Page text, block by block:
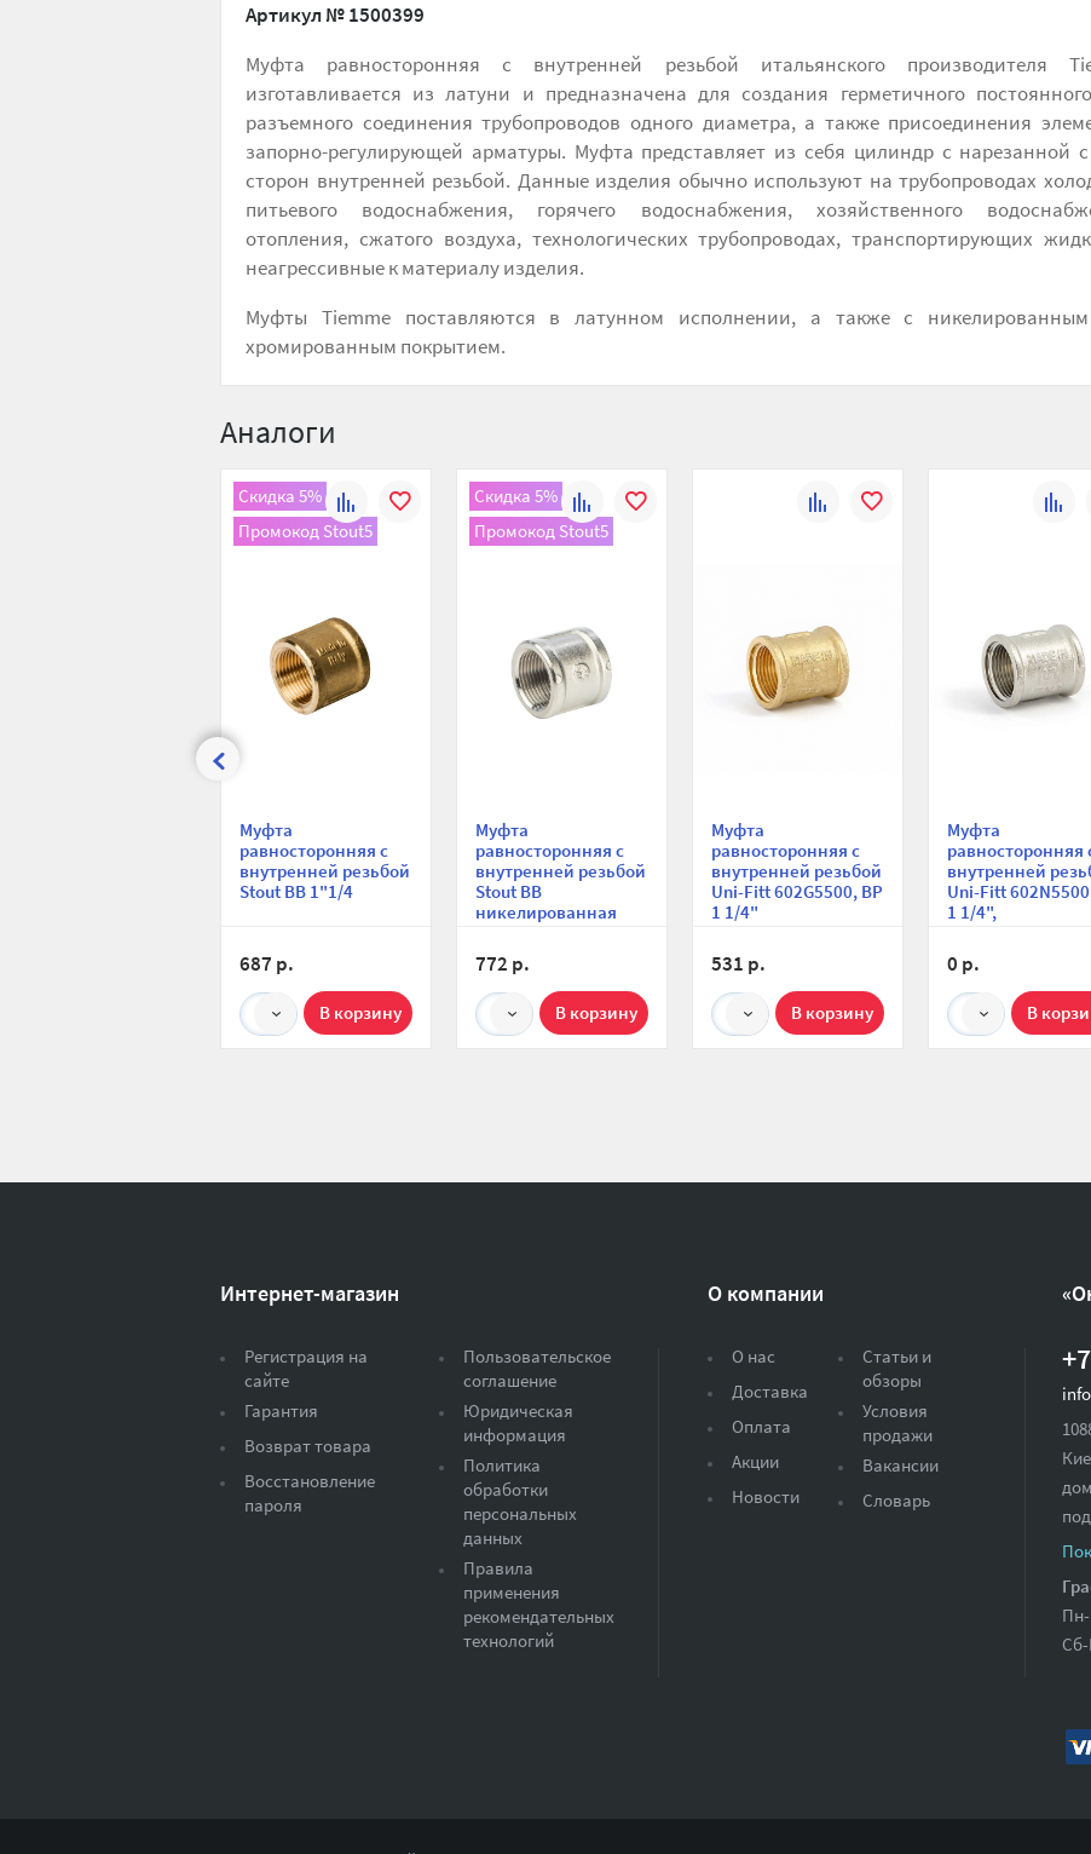
Артикул №1500399
Муфта равносторонняя с внутренней резьбой итальянского производителя
изготавливается из латуни и предназначена для создания герметичного
разъемного соединения трубопроводов одного диаметра, а также присоединения
запорно-регулирующей арматуры. Муфта представляет из себя цилиндр с нарезанной
сторон внутренней резьбой. Данные изделия обычно используют на трубопроводах
питьевого водоснабжения, горячего водоснабжения, хозяйственного
отопления, сжатого воздуха, технологических трубопроводах, транспортирующих
неагрессивные к материалу изделия.
Муфты Tiemme поставляются в латунном исполнении, а также с
хромированным покрытием.
Аналоги
Скидка 5%
Промокод Stout5
К
сравнению
Муфта
равносторонняя с
внутренней резьбой
Stout ВВ 1"1/4
687 р.
1
Скидка 5%
Промокод Stout5
К
сравнению
Муфта
равносторонняя с
внутренней резьбой
Stout ВВ
никелированная
772 р.
1
Муфта
равносторонняя с
внутренней резьбой
Uni-Fitt 602G5500, ВР
1 1/4"
531 р.
1
Муфта
равносторонняя
внутренней
Uni-Fitt
1 1/4",
0 р.
1
Интернет-магазин
Регистрация на
сайте
Гарантия
Возврат товара
Восстановление
пароля
Пользовательское
соглашение
Юридическая
информация
Политика
обработки
персональных
данных
Правила
применения
рекомендательных
технологий
О компании
О нас
Доставка
Оплата
Акции
Новости
Статьи и
обзоры
Условия
продажи
Вакансии
Словарь
Пн-